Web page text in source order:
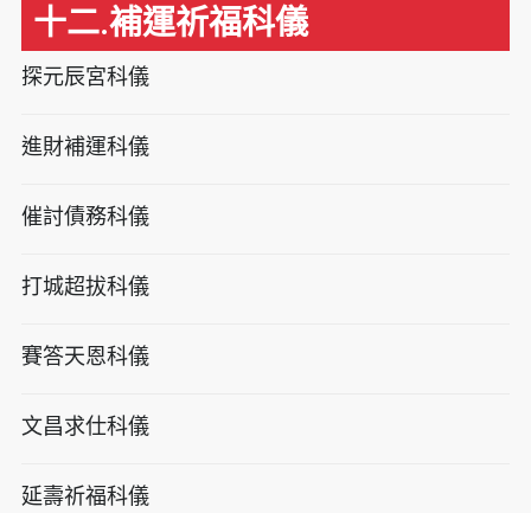
十二.補運祈福科儀
探元辰宮科儀
進財補運科儀
催討債務科儀
打城超拔科儀
賽答天恩科儀
文昌求仕科儀
延壽祈福科儀